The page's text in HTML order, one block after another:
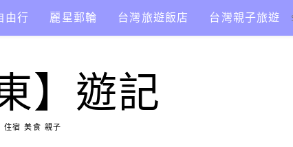
由行 麗星郵輪 台灣旅遊飯店 台灣親子旅遊
】遊記
住宿 美食 親子